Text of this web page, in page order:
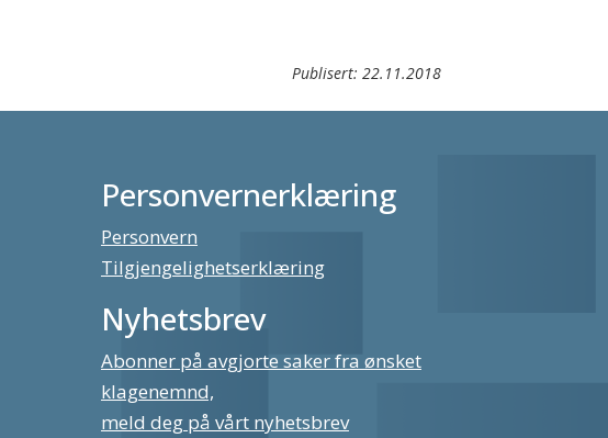
Publisert: 22.11.2018
Personvernerklæring
Personvern
Tilgjengelighetserklæring
Nyhetsbrev
Abonner på avgjorte saker fra ønsket
klagenemnd,
meld deg på vårt nyhetsbrev